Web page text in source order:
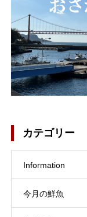
カテゴリー
Information
今月の鮮魚